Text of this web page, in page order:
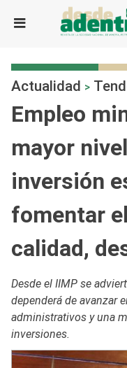
Actualidad >
Empleo
mayor
inversión
fomentar
calidad,
Desde el IIMP se
dependerá de avanzar
administrativos y una
inversiones.